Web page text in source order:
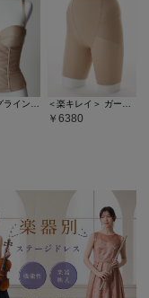
6380